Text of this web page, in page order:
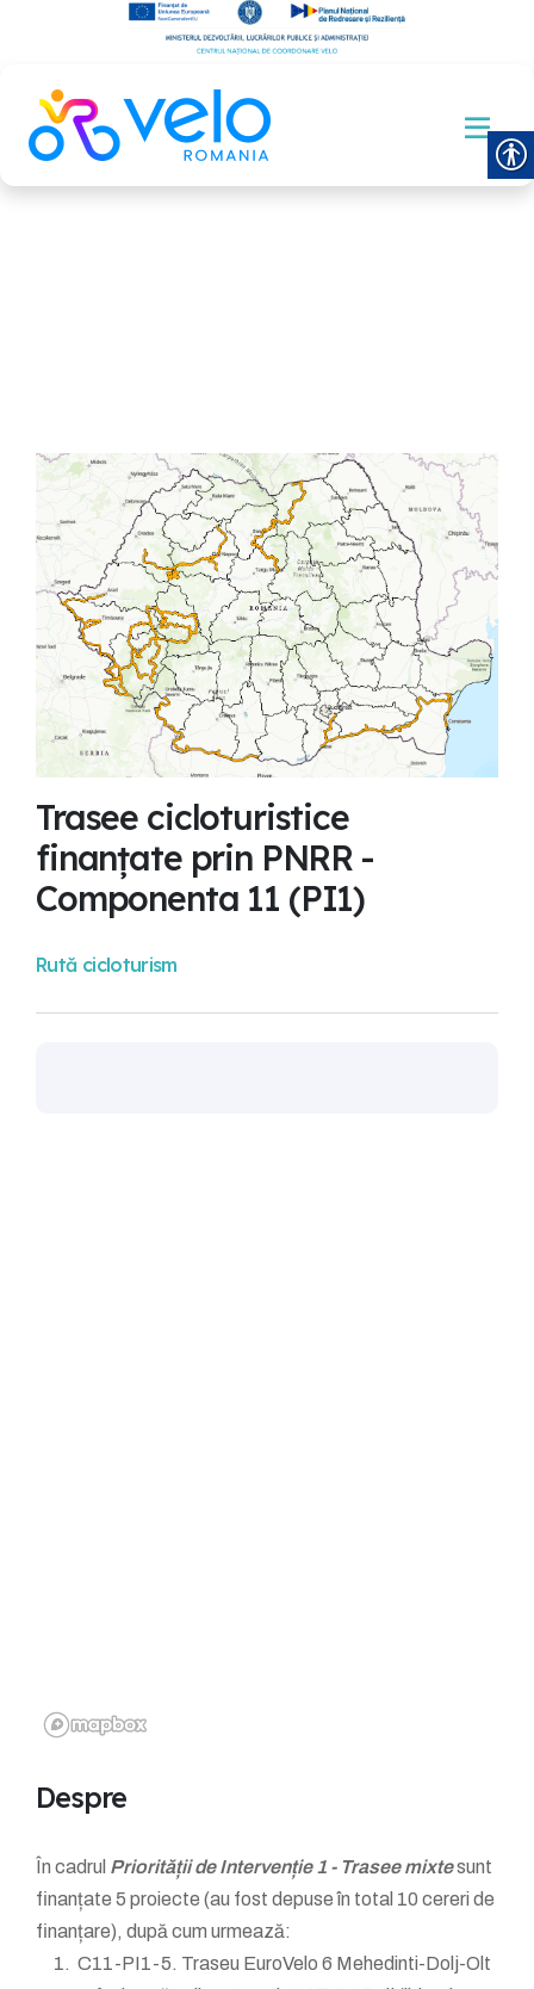
Trasee cicloturistice
finanțate prin PNRR -
Componenta 11 (PI1)
Rută cicloturism
Despre
În cadrul Priorității de Intervenție 1 - Trasee mixtesunt
finanțate 5 proiecte (au fost depuse în total 10 cereri de
finanțare), după cum urmează:
C11-PI1-5. Traseu EuroVelo 6 Mehedinti-Dolj-Olt